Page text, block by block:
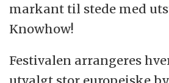
markant til stede med
Knowhow!
Festivalen arrangeres